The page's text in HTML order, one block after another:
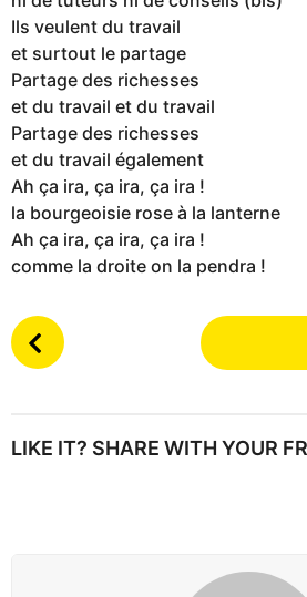
Ils veulent du travail
et surtout le partage
Partage des richesses
et du travail et du travail
Partage des richesses
et du travail également
Ah ça ira, ça ira, ça ira !
la bourgeoisie rose à la lanterne
Ah ça ira, ça ira, ça ira !
comme la droite on la pendra !
P
o
P
LIKE IT? SHARE WITH YOUR